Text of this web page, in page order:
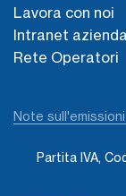
Lavora con noi
Intranet
Rete Operatori
Note sull'emissioni
Partita IVA,